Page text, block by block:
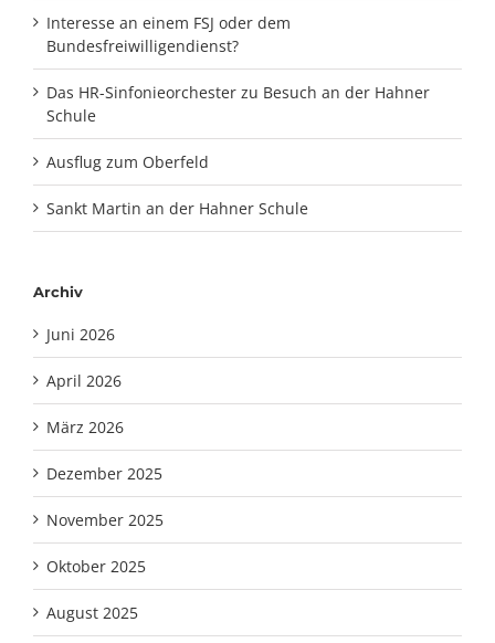
Interesse an einem FSJ oder dem
Bundesfreiwilligendienst?
Das HR-Sinfonieorchester zu Besuch an der Hahner
Schule
Ausflug zum Oberfeld
Sankt Martin an der Hahner Schule
Archiv
Juni 2026
April 2026
März 2026
Dezember 2025
November 2025
Oktober 2025
August 2025